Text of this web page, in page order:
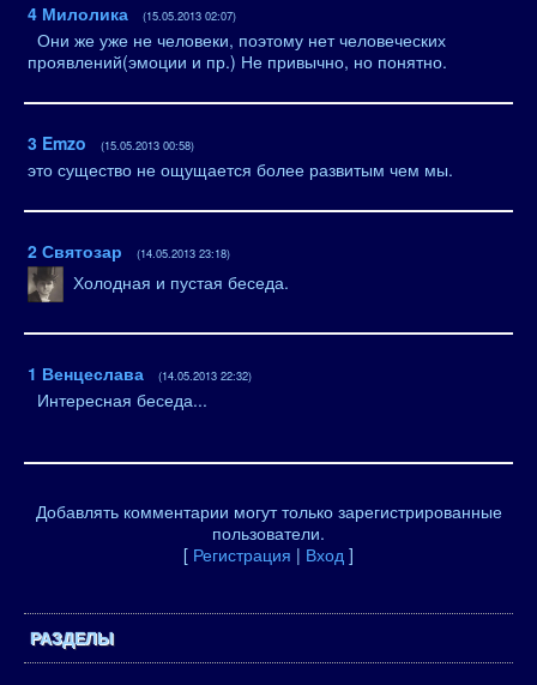
4 Милолика (15.05.2013 02:07)
Они же уже не человеки, поэтому нет человеческих
проявлений(эмоции и пр.) Не привычно, но понятно.
3 Emzo (15.05.2013 00:58)
это существо не ощущается более развитым чем мы.
2 Святозар (14.05.2013 23:18)
Холодная и пустая беседа.
1 Венцеслава (14.05.2013 22:32)
Интересная беседа...
Добавлять комментарии могут только зарегистрированные
пользователи.
[ Регистрация | Вход ]
РАЗДЕЛЫ